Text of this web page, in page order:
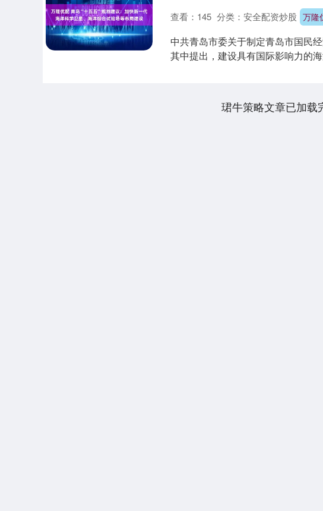
万隆
查看： 145 分类： 安全配资炒股
中共青岛市委关于制定青岛市国民
其中提出，建设具有国际影响力的
珺牛策略文章已加载